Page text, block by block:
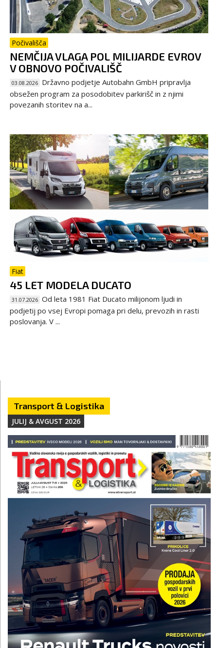
Počivališča
NEMČIJA VLAGA POL MILIJARDE EVROV
V OBNOVO POČIVALIŠČ
03.08.2026 Državno podjetje Autobahn GmbH pripravlja
obsežen program za posodobitev parkirišč in z njimi
povezanih storitev na a...
Fiat
45 LET MODELA DUCATO
31.07.2026 Od leta 1981 Fiat Ducato milijonom ljudi in
podjetij po vsej Evropi pomaga pri delu, prevozih in rasti
poslovanja. V ...
Transport & Logistika
JULIJ & AVGUST 2026